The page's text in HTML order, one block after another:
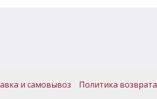
и самовывоз Политика возврата